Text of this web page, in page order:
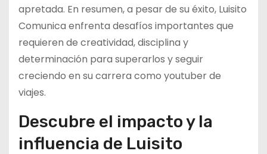
apretada. En resumen, a pesar de su éxito, Luisito
Comunica enfrenta desafíos importantes que
requieren de creatividad, disciplina y
determinación para superarlos y seguir
creciendo en su carrera como youtuber de
viajes.
Descubre el impacto y la
influencia de Luisito